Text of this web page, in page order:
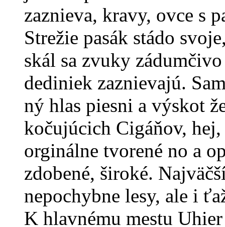
zaznieva, kravy, ovce s
Strežie pasák stádo
skál sa zvuky
dediniek zaznievajú.
ný hlas piesni a výskot
kočujúcich Cigáňov,
orginálne tvorené no a
zdobené, široké.
nepochybne lesy, ale i
K hlavnému mestu